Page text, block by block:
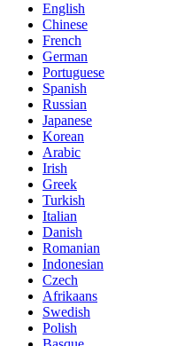
English
Chinese
French
German
Portuguese
Spanish
Russian
Japanese
Korean
Arabic
Irish
Greek
Turkish
Italian
Danish
Romanian
Indonesian
Czech
Afrikaans
Swedish
Polish